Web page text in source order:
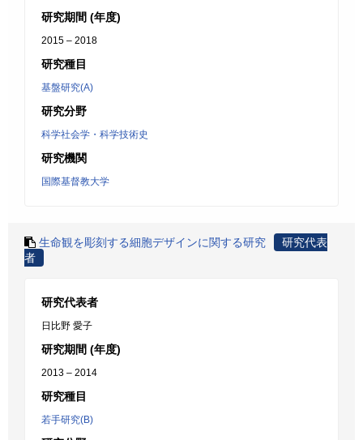
研究期間 (年度)
2015 – 2018
研究種目
基盤研究(A)
研究分野
科学社会学・科学技術史
研究機関
国際基督教大学
生命観を彫刻する細胞デザインに関する研究
研究代表
者
研究代表者
日比野 愛子
研究期間 (年度)
2013 – 2014
研究種目
若手研究(B)